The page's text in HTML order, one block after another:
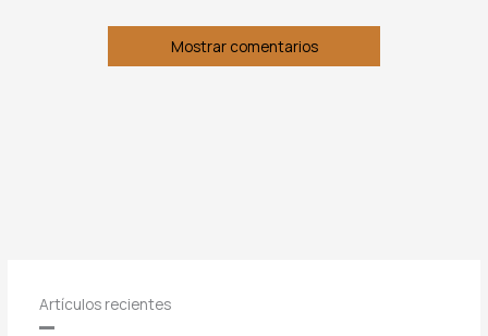
Mostrar comentarios
Artículos recientes